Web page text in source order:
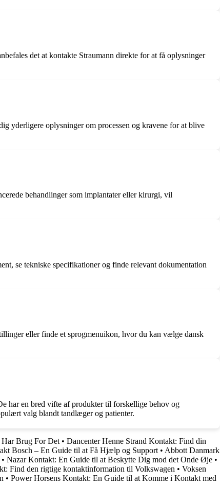
det at kontakte Straumann direkte for at få oplysninger
yderligere oplysninger om processen og kravene for at blive
behandlinger som implantater eller kirurgi, vil
se tekniske specifikationer og finde relevant dokumentation
eller finde et sprogmenuikon, hvor du kan vælge dansk
har en bred vifte af produkter til forskellige behov og
valg blandt tandlæger og patienter.
Brug For Det • Dancenter Henne Strand Kontakt: Find din
Bosch – En Guide til at Få Hjælp og Support • Abbott Danmark
• Nazar Kontakt: En Guide til at Beskytte Dig mod det Onde Øje •
Find den rigtige kontaktinformation til Volkswagen • Voksen
• Power Horsens Kontakt: En Guide til at Komme i Kontakt med